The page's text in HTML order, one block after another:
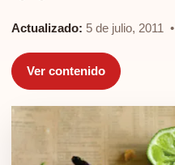
Actualizado: 5 de julio, 2011 •
Ver contenido